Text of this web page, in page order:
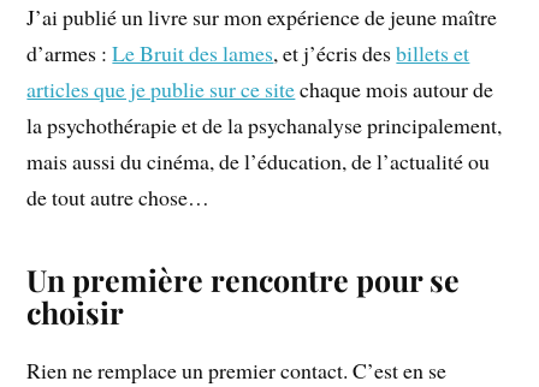
J’ai publié un livre sur mon expérience de jeune maître
d’armes :Le Bruit des lames, et j’écris desbillets et
articles que je publie sur ce sitechaque mois autour de
la psychothérapie et de la psychanalyse principalement,
mais aussi du cinéma, de l’éducation, de l’actualité ou
de tout autre chose…
Un première rencontre pour se
choisir
Rien ne remplace un premier contact. C’est en se